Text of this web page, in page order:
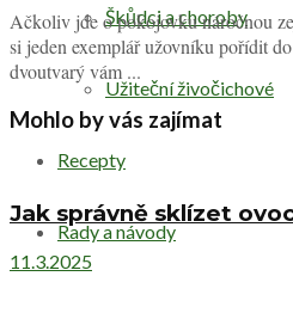
Škůdci a choroby
Užiteční živočichové
Recepty
Rady a návody
Ačkoliv jde o pokojovku náročnou
si jeden exemplář užovníku pořídit
dvoutvarý vám ...
Mohlo by vás zajímat
Jak správně sklízet
11.3.2025